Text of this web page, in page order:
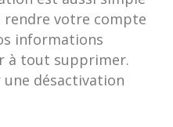
rendre votre compte
informations
à tout supprimer.
une désactivation